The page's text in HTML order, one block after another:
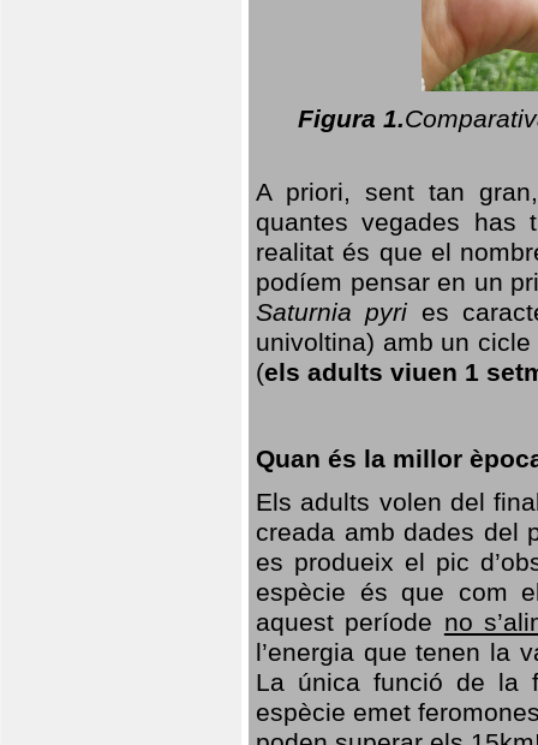
Figura 1.
A priori, sent tan
quantes vegades has
realitat és que el
podíem pensar en un
Saturnia pyri es
univoltina) amb un
(els adults viuen 1
Quan és la millor
Els adults volen del
creada amb dades del
es produeix el pic
espècie és que com
aquest període no
l’energia que tenen la
La única funció de la
espècie emet